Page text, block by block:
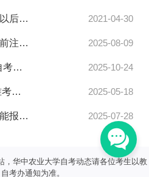
华中农业大学自学考试本科以后对就业有用吗？ 2021-04-30
华中农业大学自考必看！考前注意事项全解析，错过等一年！ 2025-08-09
2025年10月华中农业大学自考江汉大学考点安排出炉！考生必看流程指南 2025-10-24
2025年华中农业大学自考准考证打印入口开启！操作指南速递！ 2025-05-18
湖北自考行政管理毕业能不能报考二级建造师？ 2025-07-28
，华中农业大学自考动态请各位考生以教
考办通知为准。